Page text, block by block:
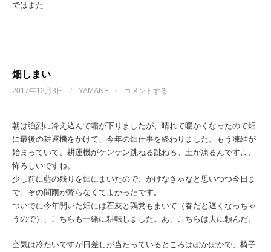
ではまた
畑しまい
2017年12月3日 / YAMANE / コメントする
朝は強烈に冷え込んで霜が下りましたが、晴れて暖かくなったので畑
に最後の耕運機をかけて、今年の畑仕事を終わりました。もう凍結が
始まっていて、耕運機がケンケン跳ねる跳ねる。土が凍るんですよ、
怖ろしいですね。
少し前に藍の残りを畑にまいたので、かけなきゃなと思いつつ今日ま
で。その間雨が降らなくてよかったです。
ついでに今年開いた畑には石灰と鶏糞もまいて（春だと遅くなっちゃ
うので）、こちらも一緒に耕転しました。あ、こちらは夫に頼んだ。
空気は冷たいですが日差しが当たっているところはぽかぽかで、椅子